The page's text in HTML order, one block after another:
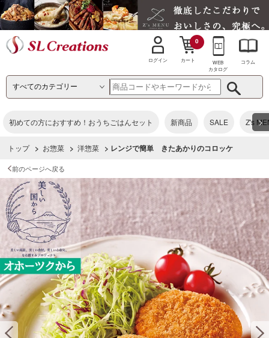
ログイン カート
0
WEB
カタログ
コラム
初めての方におすすめ！おうちごはんセット 新商品 SALE Z's >
トップ > お惣菜 > 洋惣菜 > レンジで簡単 きたあかりのコロッケ
前のページへ戻る